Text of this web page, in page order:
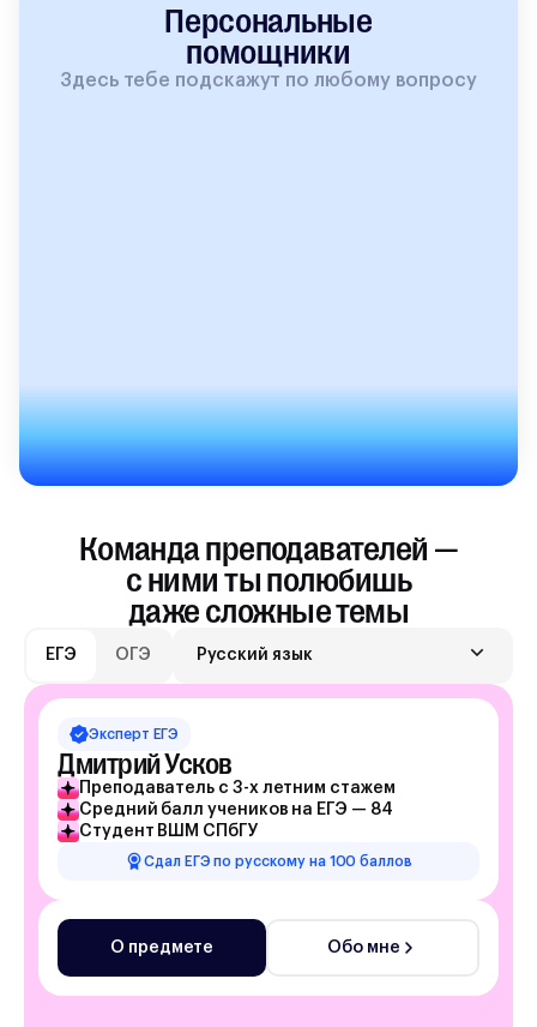
Персональные
помощники
Здесь тебе подскажут по любому вопросу
Команда преподавателей —
с ними ты полюбишь
даже сложные темы
ЕГЭ ОГЭ Русский язык
Дмитрий Усков
Эксперт ЕГЭ
Преподаватель с 3-х летним стажем
Средний балл учеников на ЕГЭ — 84
Студент ВШМ СПбГУ
Сдал ЕГЭ по русскому на 100 баллов
О предмете Обо мне